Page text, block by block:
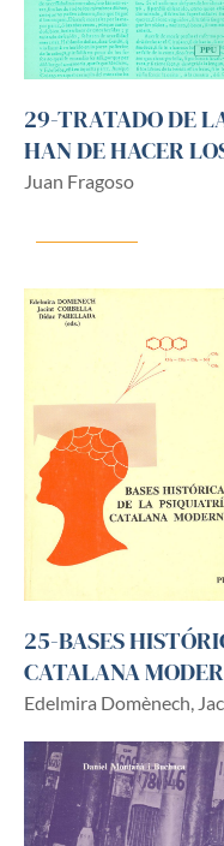
29-TRATADO DE
HAN DE HACER
Juan Fragoso
25-BASES
CATALANA
Edelmira Domènech,